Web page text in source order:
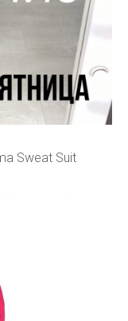
Sweat Suit